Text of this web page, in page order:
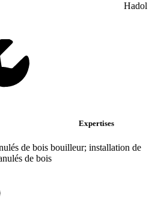
Hadol
Expertises
de bois bouilleur; installation de
de bois